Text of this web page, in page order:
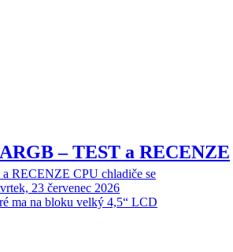
– TEST a RECENZE
RECENZE CPU chladiče se
23 červenec 2026
ma na bloku velký 4,5“ LCD